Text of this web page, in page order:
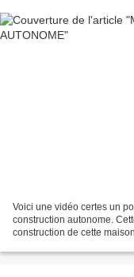
Voici une vidéo certes un
construction autonome.
construction de cette